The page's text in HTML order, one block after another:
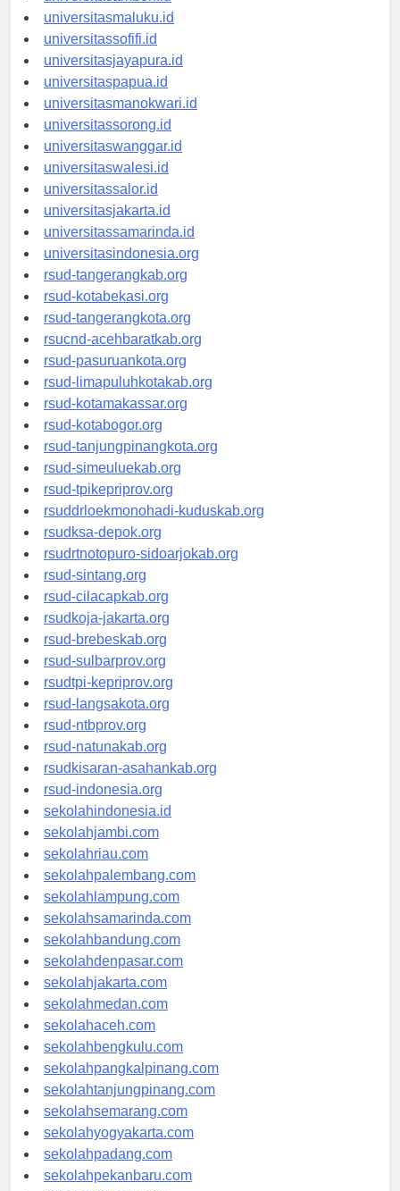
universitasambon.id
universitasmaluku.id
universitassofifi.id
universitasjayapura.id
universitaspapua.id
universitasmanokwari.id
universitassorong.id
universitaswanggar.id
universitaswalesi.id
universitassalor.id
universitasjakarta.id
universitassamarinda.id
universitasindonesia.org
rsud-tangerangkab.org
rsud-kotabekasi.org
rsud-tangerangkota.org
rsucnd-acehbaratkab.org
rsud-pasuruankota.org
rsud-limapuluhkotakab.org
rsud-kotamakassar.org
rsud-kotabogor.org
rsud-tanjungpinangkota.org
rsud-simeuluekab.org
rsud-tpikepriprov.org
rsuddrloekmonohadi-kuduskab.org
rsudksa-depok.org
rsudrtnotopuro-sidoarjokab.org
rsud-sintang.org
rsud-cilacapkab.org
rsudkoja-jakarta.org
rsud-brebeskab.org
rsud-sulbarprov.org
rsudtpi-kepriprov.org
rsud-langsakota.org
rsud-ntbprov.org
rsud-natunakab.org
rsudkisaran-asahankab.org
rsud-indonesia.org
sekolahindonesia.id
sekolahjambi.com
sekolahriau.com
sekolahpalembang.com
sekolahlampung.com
sekolahsamarinda.com
sekolahbandung.com
sekolahdenpasar.com
sekolahjakarta.com
sekolahmedan.com
sekolahaceh.com
sekolahbengkulu.com
sekolahpangkalpinang.com
sekolahtanjungpinang.com
sekolahsemarang.com
sekolahyogyakarta.com
sekolahpadang.com